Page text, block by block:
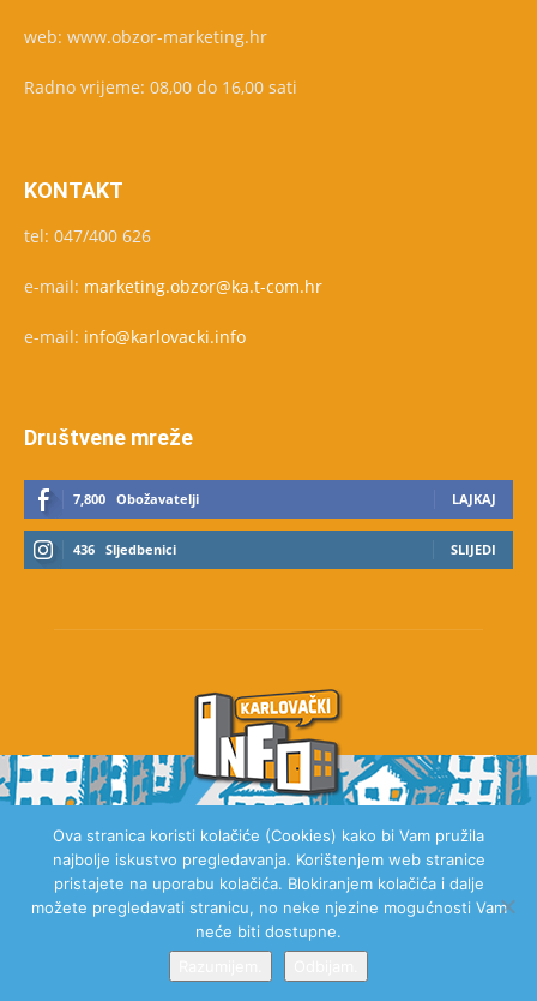
web: www.obzor-marketing.hr
Radno vrijeme: 08,00 do 16,00 sati
KONTAKT
tel: 047/400 626
e-mail: marketing.obzor@ka.t-com.hr
e-mail: info@karlovacki.info
Društvene mreže
7,800 Obožavatelji LAJKAJ
436 Sljedbenici SLIJEDI
O NAMA
© 2020 Karlovački Info, Sva prava pridržana.
Ova stranica koristi kolačiće (Cookies) kako bi Vam pružila
najbolje iskustvo pregledavanja. Korištenjem web stranice
pristajete na uporabu kolačića. Blokiranjem kolačića i dalje
možete pregledavati stranicu, no neke njezine mogućnosti Vam
neće biti dostupne.